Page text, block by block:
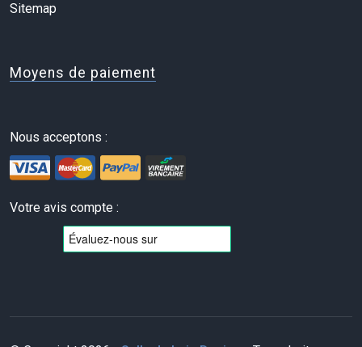
Sitemap
Moyens de paiement
Nous acceptons :
Votre avis compte :